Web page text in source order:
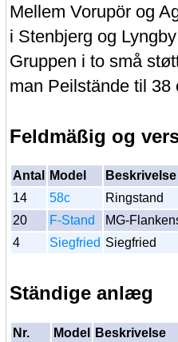
Mellem Vorupör og
i Stenbjerg og
Gruppen i to små
man Peilstände til 38
Feldmäßig og
Antal Model
Beskrivelse
14
58c
Ringstand
20
F-Stand
MG-
4
Siegfried Siegfried
Ständige anlæg
Nr. Model
Beskrivelse